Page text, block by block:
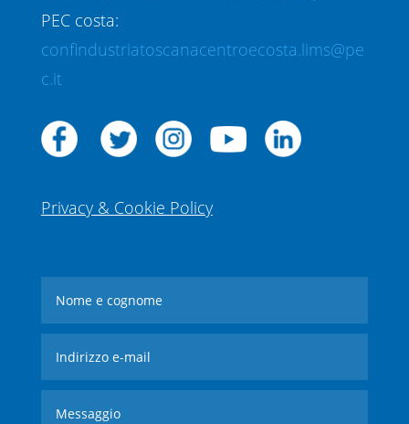
PEC costa:
confindustriatoscanacentroecosta.lims@pe
c.it
Privacy & Cookie Policy